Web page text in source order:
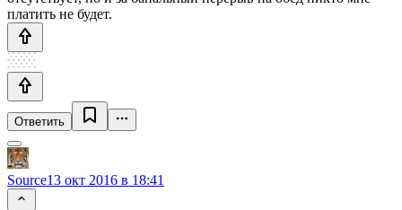
платить не будет.
Ответить
Source13 окт 2016 в 18:41